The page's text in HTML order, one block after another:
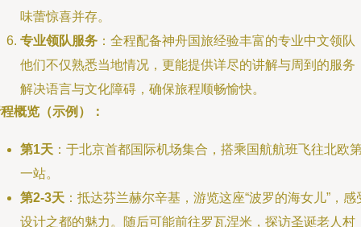
味蕾惊喜并存。
专业领队服务 ：全程配备神舟国旅经验丰富的专业中文领队
他们不仅熟悉当地情况，更能提供详尽的讲解与周到的服务
解决语言与文化障碍，确保旅程顺畅愉快。
概览（示例）：
第1天 ：于北京首都国际机场集合，搭乘国航航班飞往北欧
一站。
第2-3天 ：抵达芬兰赫尔辛基，游览这座“波罗的海女儿”，感
设计之都的魅力。随后可能前往罗瓦涅米，探访圣诞老人村